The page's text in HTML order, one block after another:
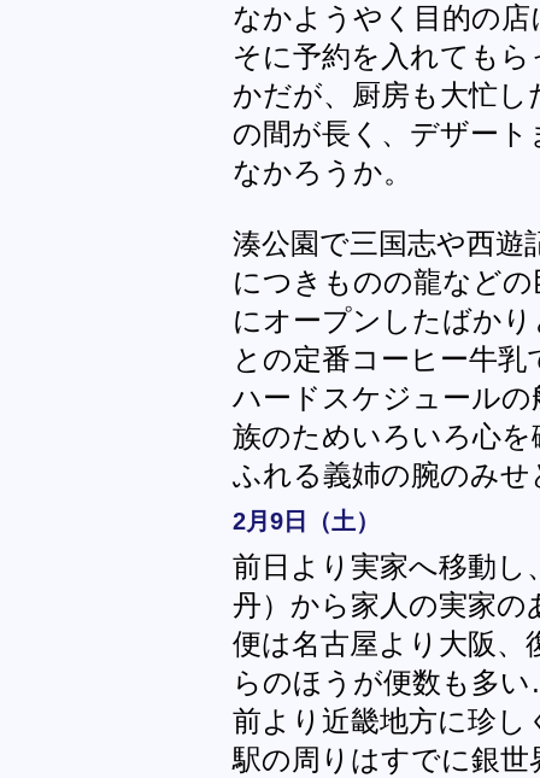
なかようやく目的の
そに予約を入れても
かだが、厨房も大忙
の間が長く、デザー
なかろうか。
湊公園で三国志や西遊
につきものの龍など
にオープンしたばか
との定番コーヒー牛
ハードスケジュール
族のためいろいろ心
ふれる義姉の腕のみ
2月9日（土）
前日より実家へ移動し
丹）から家人の実家の
便は名古屋より大阪、
らのほうが便数も多
前より近畿地方に珍
駅の周りはすでに銀世